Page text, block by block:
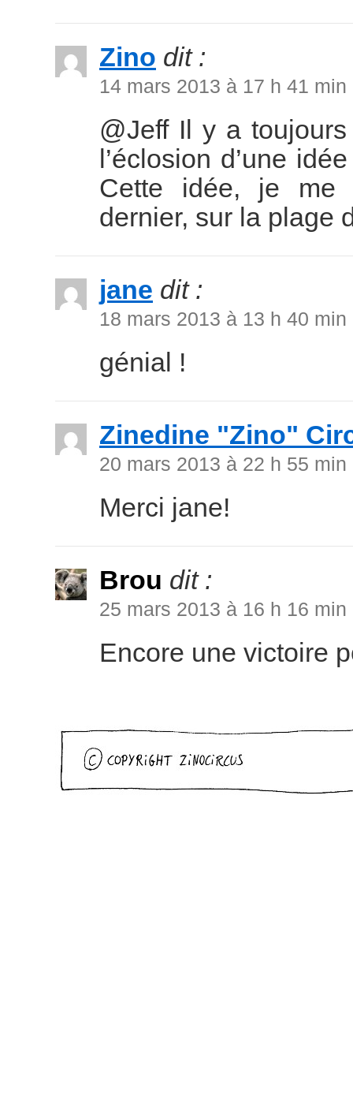
Zino dit :
14 mars 2013 à 17 h 41 min
@Jeff Il y a
l’éclosion d’une
Cette idée, je me
dernier, sur la plage
jane dit :
18 mars 2013 à 13 h 40 min
génial !
Zinedine "Zino"
20 mars 2013 à 22 h 55 min
Merci jane!
Brou dit :
25 mars 2013 à 16 h 16 min
Encore une victoire